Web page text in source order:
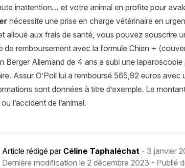
inattention… et votre animal en profite pour
nécessite une prise en charge vétérinaire en
alloué aux frais de santé, vous pouvez souscrire
de remboursement avec la formule Chien +
Berger Allemand de 4 ans a subi une
Assur O’Poil lui a remboursé 565,92 euros
sont données à titre d’exemple. Le
l’accident de l’animal.
Article rédigé par Céline Taphaléchat - 3 janvier
Dernière modification le 2 décembre 2023 - Publié